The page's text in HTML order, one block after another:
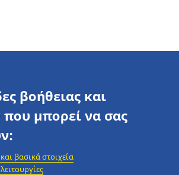
βοήθειας και
μπορεί να σας
βασικά στοιχεία